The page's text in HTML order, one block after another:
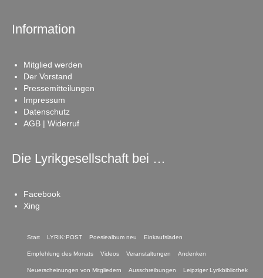
Information
Mitglied werden
Der Vorstand
Pressemitteilungen
Impressum
Datenschutz
AGB | Widerruf
Die Lyrikgesellschaft bei …
Facebook
Xing
Start LYRIK:POST Poesiealbum neu Einkaufsladen
Empfehlung des Monats Videos Veranstaltungen Andenken
Neuerscheinungen von Mitgliedern Ausschreibungen Leipziger Lyrikbibliothek